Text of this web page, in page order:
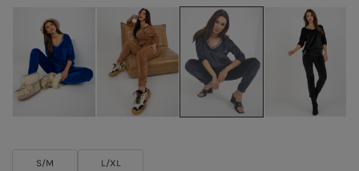
S/M L/XL